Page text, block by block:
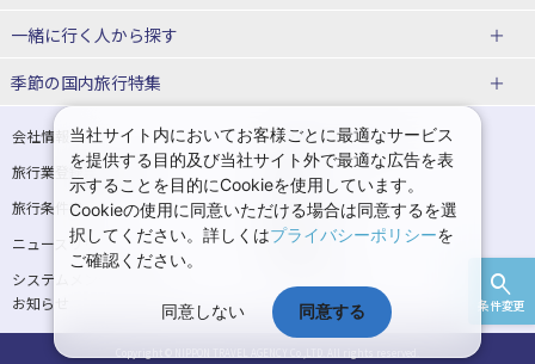
条件変更
東京→仙台 新幹線パック
東京→金沢 新幹線パック
東京⇔軽井沢 新幹線パック 東京→長野 新幹線パック
東京→名古屋 新幹線パック 東京→京都 新幹線パック
東京→大阪（新大阪） 新幹線パッ
ク
東京→神戸（新神戸） 新幹線パッ
ク
東京→岡山 新幹線パック 東京→広島 新幹線パック
東京⇔山口 新幹線パック 東京→福岡（博多） 新幹線パック
東海道新幹線 旅行
上越新幹線 旅行
九州新幹線 旅行 西九州新幹線 旅行
特急サンダーバード 旅行
北海道旅行・ツアー
東北
青森旅行・ツアー 岩手旅行・ツアー
宮城旅行・ツアー 秋田旅行・ツアー
山形旅行・ツアー 福島旅行・ツアー
関東
神奈川旅行・ツアー
東京ディズニーリゾート®への旅
ユニバーサル・スタジオ・ジャパ
温泉旅行 日帰り旅行
一緒に行く人から探す
一人旅 国内版
カップル・夫婦旅行 国内版 女子旅 国内版
卒業旅行・学生旅行 国内版
季節の国内旅行特集
桜・お花見特集
ゴールデンウィーク（GW）の国内
旅行
夏休み・お盆の国内旅行 7月の国内旅行
8月の国内旅行 9月の国内旅行
10月の国内旅行 11月の国内旅行
紅葉旅行
会社情報
プライバシーポリシー
旅行業登録票・約款
規約集
旅行条件書
商標について
ニュースリリース
採用情報
システムメンテナンスの
お知らせ
当社サイト内においてお客様ごとに最適なサービス
を提供する目的及び当社サイト外で最適な広告を表
示することを目的にCookieを使用しています。
Cookieの使用に同意いただける場合は同意するを選
択してください。詳しくはプライバシーポリシーを
ご確認ください。
同意しない 同意する